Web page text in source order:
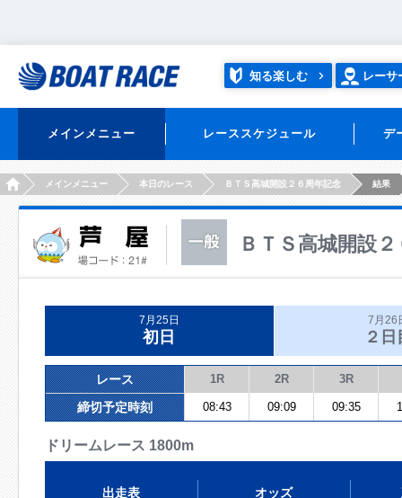
知る楽しむ レーサ
メインメニュー レーススケジュール デ
HOMEメインメニュー 本日のレース ＢＴＳ高城開設２６周年記念 結果
ＢＴＳ高城開設
7月25日
初日
7月26
２日
レース 1R 2R 3R
締切予定時刻 08:43 09:09 09:35
ドリームレース 1800m
出走表 オッズ